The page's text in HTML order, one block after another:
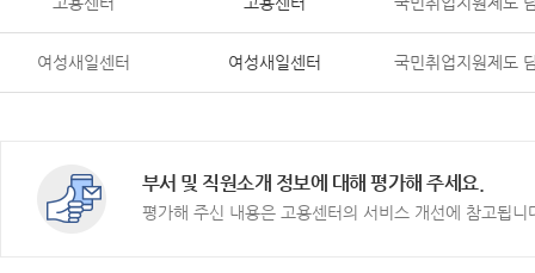
여성새일센터 여성새일센터 국민취업지원제도
부서 및 직원소개 정보에 대해 평가해 주세요.
평가해 주신 내용은 고용센터의 서비스 개선에 참고됩니